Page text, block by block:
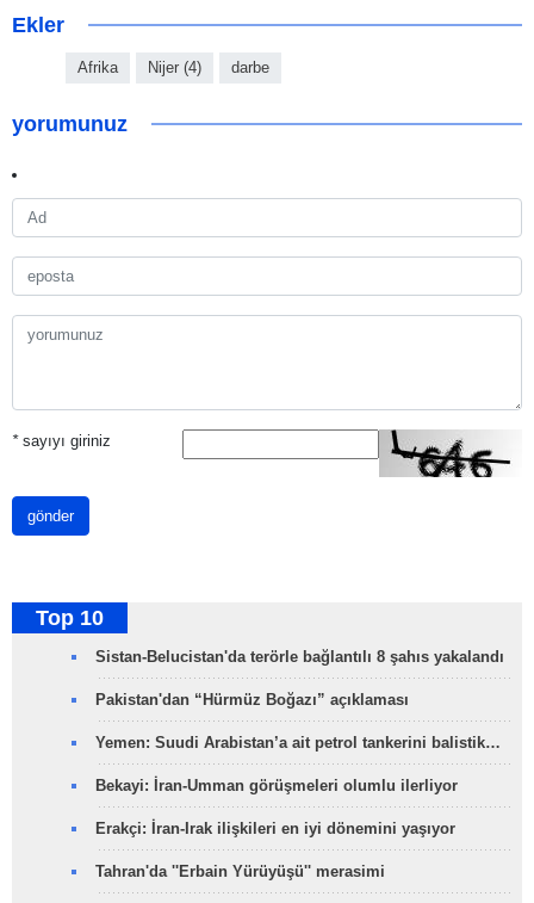
Ekler
Afrika Nijer (4) darbe
yorumunuz
*sayıyı giriniz
gönder
Top 10
Sistan-Belucistan'da terörle bağlantılı 8 şahıs yakalandı
Pakistan'dan “Hürmüz Boğazı” açıklaması
Yemen: Suudi Arabistan’a ait petrol tankerini balistik…
Bekayi: İran-Umman görüşmeleri olumlu ilerliyor
Erakçi: İran-Irak ilişkileri en iyi dönemini yaşıyor
Tahran'da ''Erbain Yürüyüşü'' merasimi